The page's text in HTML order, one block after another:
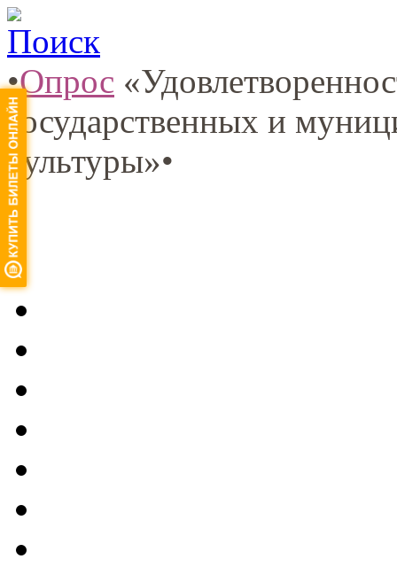
Поиск
•Опрос
государственных и
культуры»•